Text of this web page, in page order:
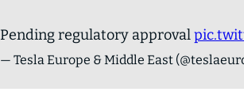
Pending regulatory approval
— Tesla Europe & Middle East